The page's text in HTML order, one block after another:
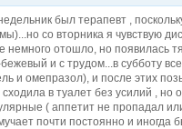
был терапевт ,
со вторника я чувствую
немного отошло, но появилась
и с трудом...в субботу
и омепразол), и после этих
в туалет без усилий , но
( аппетит не пропадал
почти постоянно и иногда